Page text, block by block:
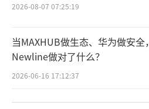
2026-08-07 07:25:19
当MAXHUB做生态、华为做安全，
Newline做对了什么？
2026-06-16 17:12:37